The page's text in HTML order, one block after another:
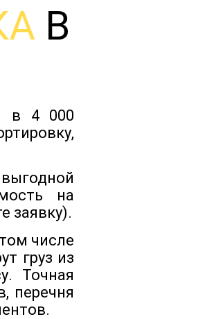
В
в 4 000
на
заявку).
числе
груз из
Точная
перечня